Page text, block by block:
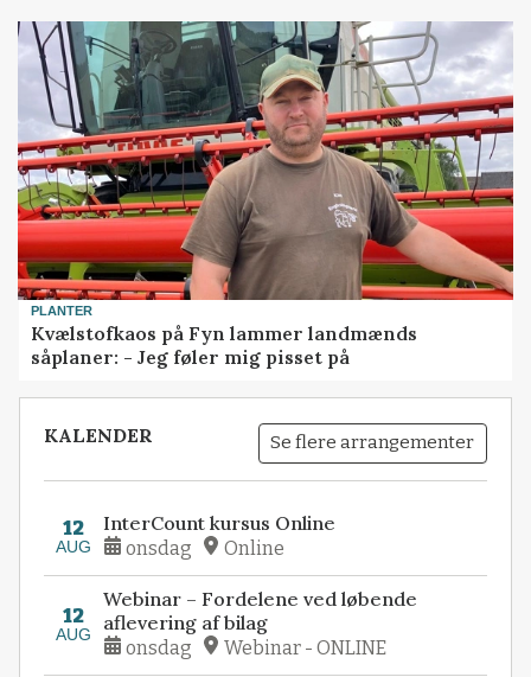
PLANTER
Kvælstofkaos på Fyn lammer landmænds
såplaner: - Jeg føler mig pisset på
KALENDER Se flere arrangementer
12
AUG
InterCount kursus Online
onsdag Online
12
AUG
Webinar – Fordelene ved løbende
aflevering af bilag
onsdag Webinar - ONLINE